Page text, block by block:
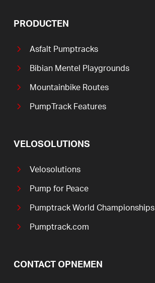
PRODUCTEN
Asfalt Pumptracks
Bibian Mentel Playgrounds
Mountainbike Routes
PumpTrack Features
VELOSOLUTIONS
Velosolutions
Pump for Peace
Pumptrack World Championships
Pumptrack.com
CONTACT OPNEMEN